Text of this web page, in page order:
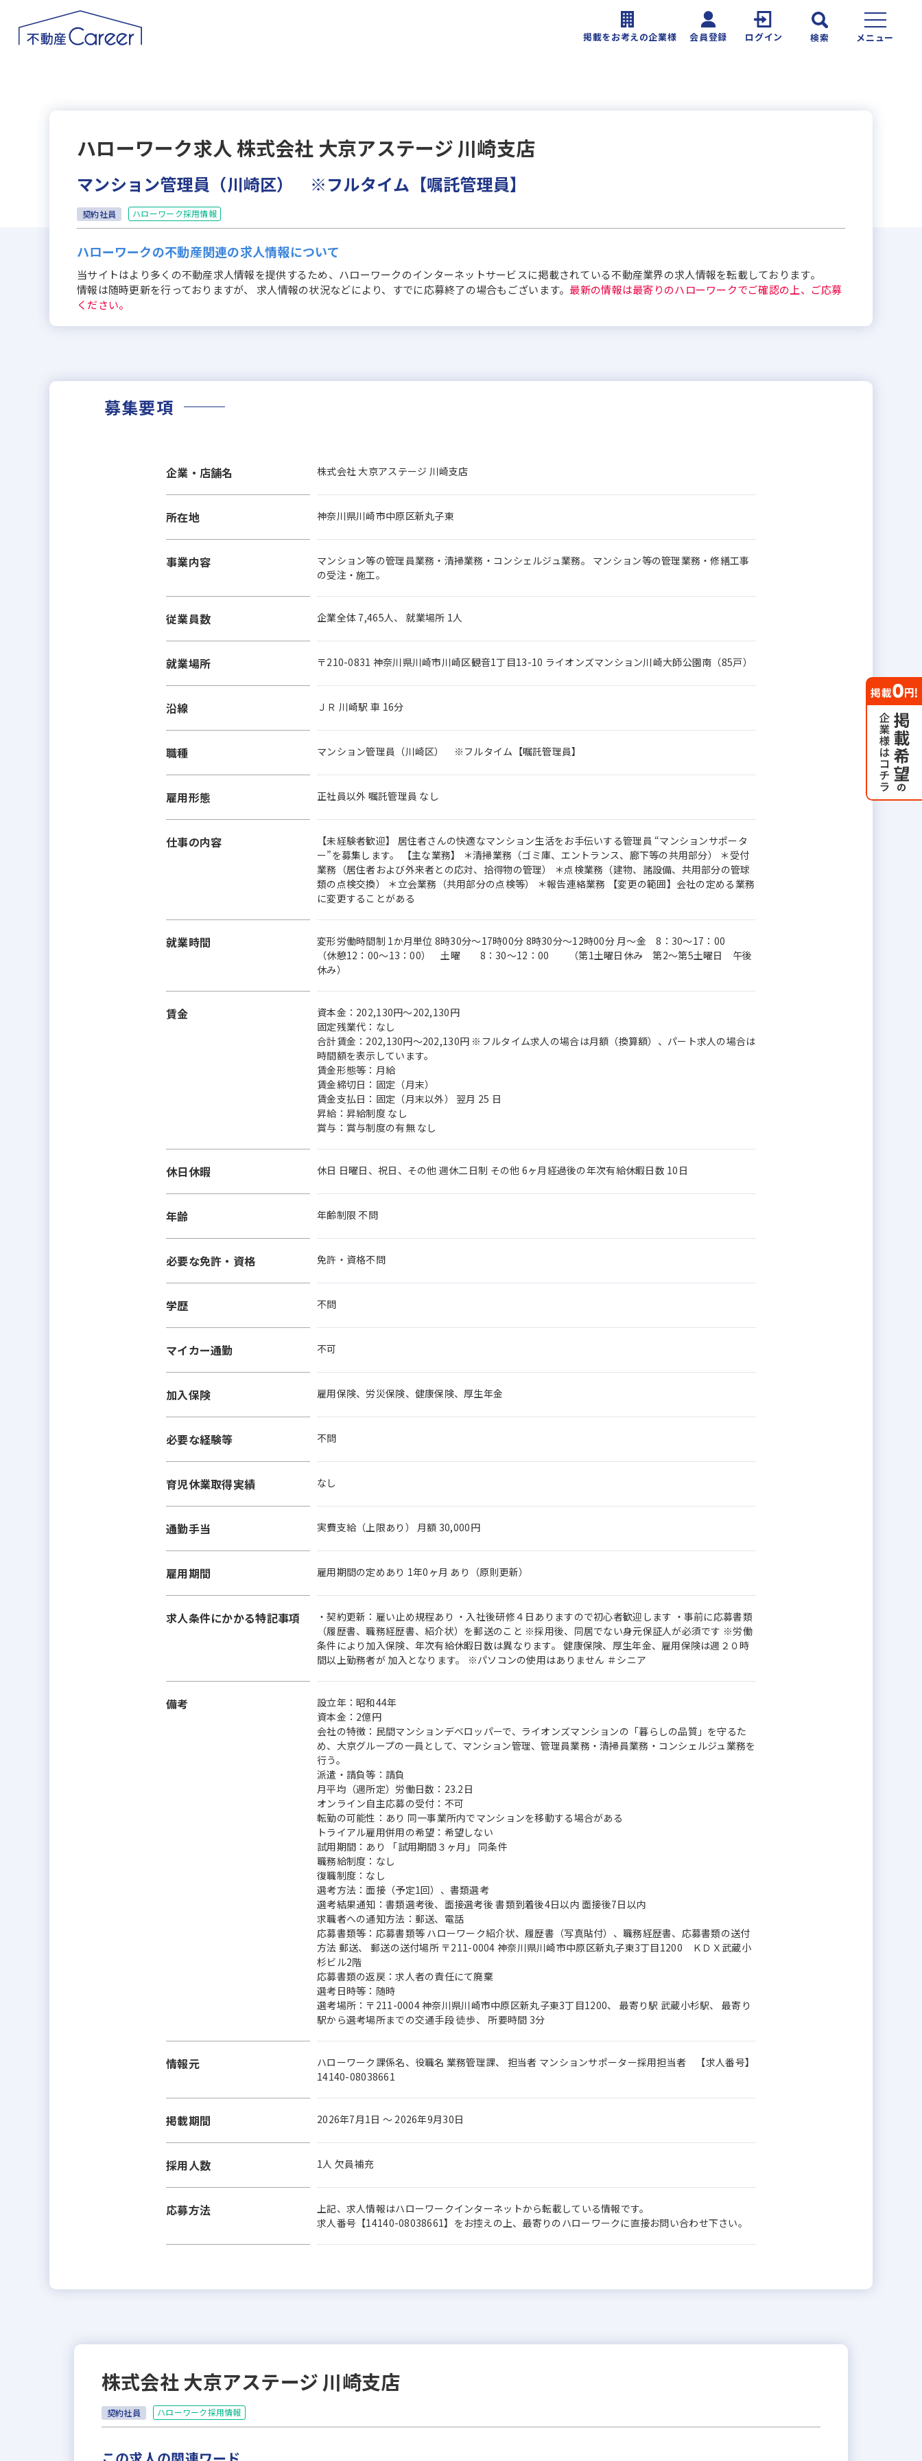
掲載をお考えの企業様 会員登録 ログイン 検索 メニュー
ハローワーク求人株式会社 大京アステージ 川崎支店
マンション管理員（川崎区） ※フルタイム【嘱託管理員】
契約社員 ハローワーク採用情報
ハローワークの不動産関連の求人情報について
当サイトはより多くの不動産求人情報を提供するため、ハローワークのインターネットサービスに掲載されている不動産業界の求人情報を転載しております。
情報は随時更新を行っておりますが、 求人情報の状況などにより、すでに応募終了の場合もございます。 最新の情報は最寄りのハローワークでご確認の上、ご応募
ください。
募集要項
企業・店舗名 株式会社 大京アステージ 川崎支店
所在地 神奈川県川崎市中原区新丸子東
事業内容
マンション等の管理員業務・清掃業務・コンシェルジュ業務。 マンション等の管理業務・修繕工事
の受注・施工。
従業員数 企業全体 7,465人、 就業場所 1人
就業場所 〒210-0831 神奈川県川崎市川崎区観音1丁目13-10 ライオンズマンション川崎大師公園南（85戸）
沿線 ＪＲ 川崎駅 車 16分
職種 マンション管理員（川崎区） ※フルタイム【嘱託管理員】
雇用形態 正社員以外 嘱託管理員 なし
仕事の内容
【未経験者歓迎】 居住者さんの快適なマンション生活をお手伝いする管理員 “マンションサポータ
ー”を募集します。 【主な業務】 ＊清掃業務（ゴミ庫、エントランス、廊下等の共用部分） ＊受付
業務（居住者および外来者との応対、拾得物の管理） ＊点検業務（建物、諸設備、共用部分の管球
類の点検交換） ＊立会業務（共用部分の点検等） ＊報告連絡業務 【変更の範囲】会社の定める業務
に変更することがある
就業時間
変形労働時間制 1か月単位 8時30分〜17時00分 8時30分～12時00分 月～金 8：30～17：00
（休憩12：00～13：00） 土曜 8：30～12：00 （第1土曜日休み 第2～第5土曜日 午後
休み）
賃金
資本金：202,130円〜202,130円
固定残業代：なし
合計賃金：202,130円～202,130円 ※フルタイム求人の場合は月額（換算額）、パート求人の場合は
時間額を表示しています。
賃金形態等：月給
賃金締切日：固定（月末）
賃金支払日：固定（月末以外） 翌月 25 日
昇給：昇給制度 なし
賞与：賞与制度の有無 なし
休日休暇 休日 日曜日、祝日、その他 週休二日制 その他 6ヶ月経過後の年次有給休暇日数 10日
年齢 年齢制限 不問
必要な免許・資格 免許・資格不問
学歴 不問
マイカー通勤 不可
加入保険 雇用保険、労災保険、健康保険、厚生年金
必要な経験等 不問
育児休業取得実績 なし
通勤手当 実費支給（上限あり） 月額 30,000円
雇用期間 雇用期間の定めあり 1年0ヶ月 あり（原則更新）
求人条件にかかる特記事項
・契約更新：雇い止め規程あり ・入社後研修４日ありますので初心者歓迎します ・事前に応募書類
（履歴書、職務経歴書、紹介状）を郵送のこと ※採用後、同居でない身元保証人が必須です ※労働
条件により加入保険、年次有給休暇日数は異なります。 健康保険、厚生年金、雇用保険は週２０時
間以上勤務者が 加入となります。 ※パソコンの使用はありません ＃シニア
備考
設立年：昭和44年
資本金：2億円
会社の特徴：民間マンションデベロッパーで、ライオンズマンションの「暮らしの品質」を守るた
め、大京グループの一員として、マンション管理、管理員業務・清掃員業務・コンシェルジュ業務を
行う。
派遣・請負等：請負
月平均（週所定）労働日数：23.2日
オンライン自主応募の受付：不可
転勤の可能性：あり 同一事業所内でマンションを移動する場合がある
トライアル雇用併用の希望：希望しない
試用期間：あり 「試用期間３ヶ月」 同条件
職務給制度：なし
復職制度：なし
選考方法：面接（予定1回）、書類選考
選考結果通知：書類選考後、面接選考後 書類到着後4日以内 面接後7日以内
求職者への通知方法：郵送、電話
応募書類等：応募書類等 ハローワーク紹介状、履歴書（写真貼付）、職務経歴書、応募書類の送付
方法 郵送、 郵送の送付場所 〒211-0004 神奈川県川崎市中原区新丸子東3丁目1200 ＫＤＸ武蔵小
杉ビル2階
応募書類の返戻：求人者の責任にて廃棄
選考日時等：随時
選考場所：〒211-0004 神奈川県川崎市中原区新丸子東3丁目1200、 最寄り駅 武蔵小杉駅、 最寄り
駅から選考場所までの交通手段 徒歩、 所要時間 3分
情報元
ハローワーク課係名、役職名 業務管理課、 担当者 マンションサポーター採用担当者 【求人番号】
14140-08038661
掲載期間 2026年7月1日 〜 2026年9月30日
採用人数 1人 欠員補充
応募方法
上記、求人情報はハローワークインターネットから転載している情報です。
求人番号【14140-08038661】をお控えの上、最寄りのハローワークに直接お問い合わせ下さい。
株式会社 大京アステージ 川崎支店
契約社員 ハローワーク採用情報